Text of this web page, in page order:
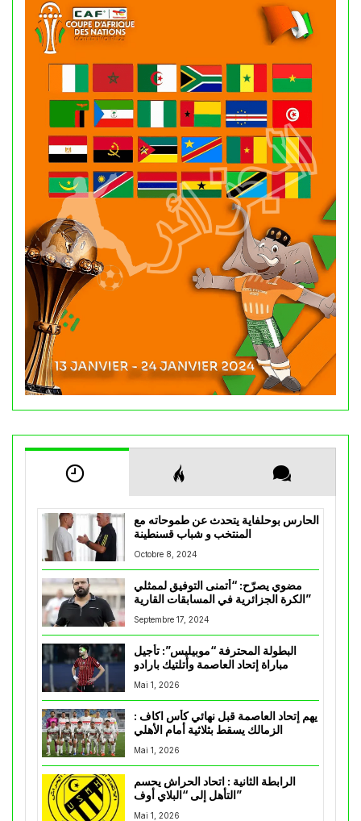
الحارس بوحلفاية يتحدث عن طموحاته مع
المنتخب و شباب قسنطينة
Octobre 8, 2024
مضوي يصرّح: “أتمنى التوفيق لممثلي
الكرة الجزائرية في المسابقات القارية”
Septembre 17, 2024
البطولة المحترفة “موبيليس”: تأجيل
مباراة إتحاد العاصمة وأتلتيك بارادو
Mai 1, 2026
يهم إتحاد العاصمة قبل نهائي كأس اكاف :
Mai 1, 2026
الرابطة الثانية : اتحاد الحراش يحسم
التأهل إلى “البلاي أوف”
Mai 1, 2026